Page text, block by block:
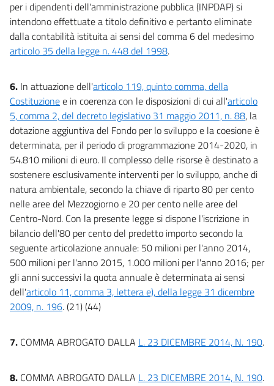
per i dipendenti dell'amministrazione pubblica (INPDAP) si
intendono effettuate a titolo definitivo e pertanto eliminate
dalla contabilità istituita ai sensi del comma 6 del medesimo
articolo 35 della legge n. 448 del 1998.
6. In attuazione dell'articolo 119, quinto comma, della
Costituzionee in coerenza con le disposizioni di cui all'articolo
5, comma 2, del decreto legislativo 31 maggio 2011, n. 88, la
dotazione aggiuntiva del Fondo per lo sviluppo e la coesione è
determinata, per il periodo di programmazione 2014-2020, in
54.810 milioni di euro. Il complesso delle risorse è destinato a
sostenere esclusivamente interventi per lo sviluppo, anche di
natura ambientale, secondo la chiave di riparto 80 per cento
nelle aree del Mezzogiorno e 20 per cento nelle aree del
Centro-Nord. Con la presente legge si dispone l'iscrizione in
bilancio dell'80 per cento del predetto importo secondo la
seguente articolazione annuale: 50 milioni per l'anno 2014,
500 milioni per l'anno 2015, 1.000 milioni per l'anno 2016; per
gli anni successivi la quota annuale è determinata ai sensi
dell'articolo 11, comma 3, lettera e), della legge 31 dicembre
2009, n. 196. (21) (44)
7. COMMA ABROGATO DALLA L. 23 DICEMBRE 2014, N. 190.
8. COMMA ABROGATO DALLA L. 23 DICEMBRE 2014, N. 190.